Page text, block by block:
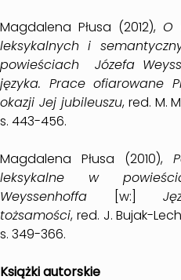
Magdalena Płusa (2012), O
leksykalnych i
powieściach Józefa
języka. Prace ofiarowane
okazji Jej jubileuszu, red. M.
s. 443-456.
Magdalena Płusa (2010),
leksykalne w
Weyssenhoffa [w:]
tożsamości, red. J. Bujak-
s. 349-366.
Książki autorskie